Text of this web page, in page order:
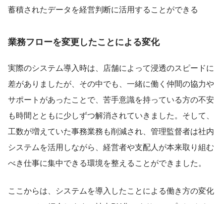
蓄積されたデータを経営判断に活用することができる
業務フローを変更したことによる変化
実際のシステム導入時は、店舗によって浸透のスピードに
差がありましたが、その中でも、一緒に働く仲間の協力や
サポートがあったことで、苦手意識を持っている方の不安
も時間とともに少しずつ解消されていきました。そして、
工数が増えていた事務業務も削減され、管理監督者は社内
システムを活用しながら、経営者や支配人が本来取り組む
べき仕事に集中できる環境を整えることができました。
ここからは、システムを導入したことによる働き方の変化